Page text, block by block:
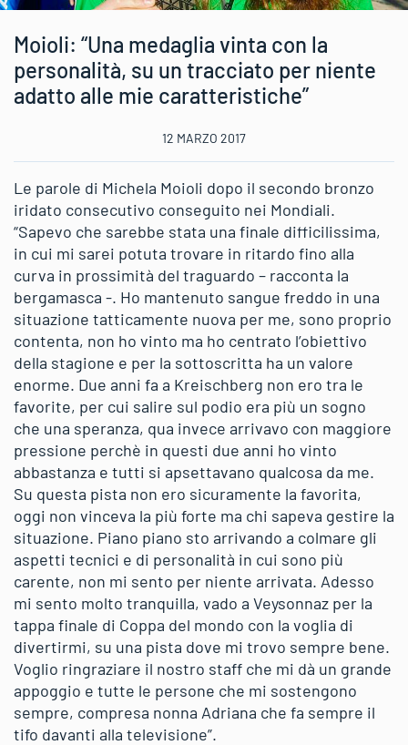
Moioli: “Una medaglia vinta con la
personalità, su un tracciato per niente
adatto alle mie caratteristiche”
12 MARZO 2017
Le parole di Michela Moioli dopo il secondo bronzo
iridato consecutivo conseguito nei Mondiali.
“Sapevo che sarebbe stata una finale difficilissima,
in cui mi sarei potuta trovare in ritardo fino alla
curva in prossimità del traguardo – racconta la
bergamasca -. Ho mantenuto sangue freddo in una
situazione tatticamente nuova per me, sono proprio
contenta, non ho vinto ma ho centrato l’obiettivo
della stagione e per la sottoscritta ha un valore
enorme. Due anni fa a Kreischberg non ero tra le
favorite, per cui salire sul podio era più un sogno
che una speranza, qua invece arrivavo con maggiore
pressione perchè in questi due anni ho vinto
abbastanza e tutti si apsettavano qualcosa da me.
Su questa pista non ero sicuramente la favorita,
oggi non vinceva la più forte ma chi sapeva gestire la
situazione. Piano piano sto arrivando a colmare gli
aspetti tecnici e di personalità in cui sono più
carente, non mi sento per niente arrivata. Adesso
mi sento molto tranquilla, vado a Veysonnaz per la
tappa finale di Coppa del mondo con la voglia di
divertirmi, su una pista dove mi trovo sempre bene.
Voglio ringraziare il nostro staff che mi dà un grande
appoggio e tutte le persone che mi sostengono
sempre, compresa nonna Adriana che fa sempre il
tifo davanti alla televisione”.